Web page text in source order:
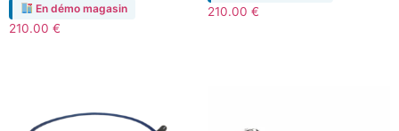
En démo magasin
210.00 €
210.00 €